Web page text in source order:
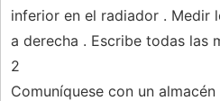
inferior en el radiador . Medir
a derecha . Escribe todas las
2
Comuníquese con un